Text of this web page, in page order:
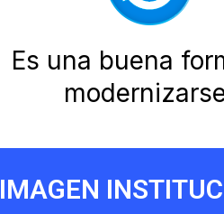
Es una buena
IMAGEN